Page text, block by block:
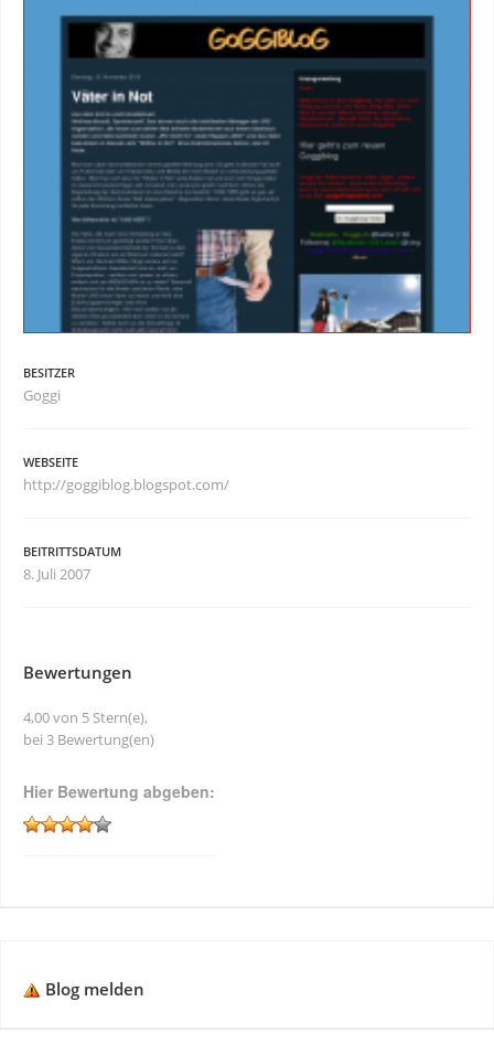
BESITZER
Goggi
WEBSEITE
http://goggiblog.blogspot.com/
BEITRITTSDATUM
8. Juli 2007
Bewertungen
4,00 von 5 Stern(e),
bei 3 Bewertung(en)
Hier Bewertung abgeben:
Blog melden